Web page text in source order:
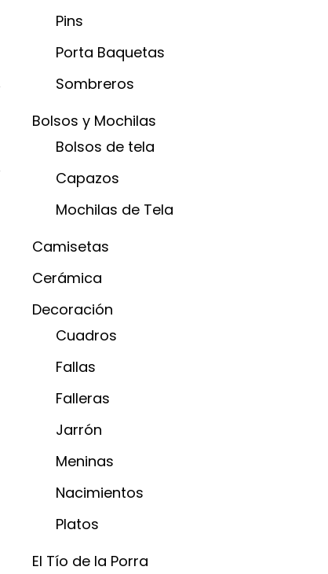
Pins
Porta Baquetas
Sombreros
Bolsos y Mochilas
Bolsos de tela
Capazos
Mochilas de Tela
Camisetas
Cerámica
Decoración
Cuadros
Fallas
Falleras
Jarrón
Meninas
Nacimientos
Platos
El Tío de la Porra